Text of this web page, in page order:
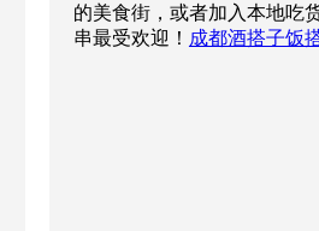
的美食街，或者加入本地吃
串最受欢迎！ 成都酒搭子饭